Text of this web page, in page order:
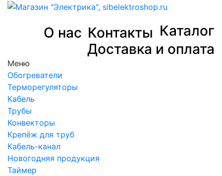
Каталог
Контакты
О нас
Доставка и оплата
Меню
Обогреватели
Терморегуляторы
Кабель
Трубы
Конвекторы
Крепёж для труб
Кабель-канал
Новогодняя продукция
Таймер